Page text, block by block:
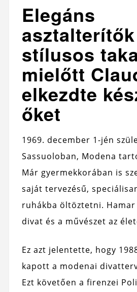
Elegáns
stílusos
mielőtt
elkezdte
őket
1969. december 1-jén
Sassuoloban, Modena
Már gyermekkorában is
saját tervezésű,
ruhákba öltöztetni.
divat és a művészet az
Ez azt jelentette, hogy
kapott a modenai
Ezt követően a firenzei